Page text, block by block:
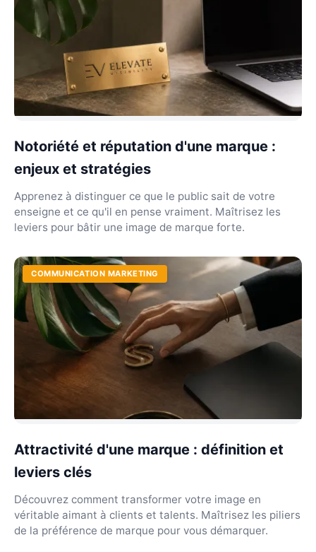
Notoriété et réputation d'une marque :
enjeux et stratégies
Apprenez à distinguer ce que le public sait de votre
enseigne et ce qu'il en pense vraiment. Maîtrisez les
leviers pour bâtir une image de marque forte.
COMMUNICATION MARKETING
Attractivité d'une marque : définition et
leviers clés
Découvrez comment transformer votre image en
véritable aimant à clients et talents. Maîtrisez les piliers
de la préférence de marque pour vous démarquer.